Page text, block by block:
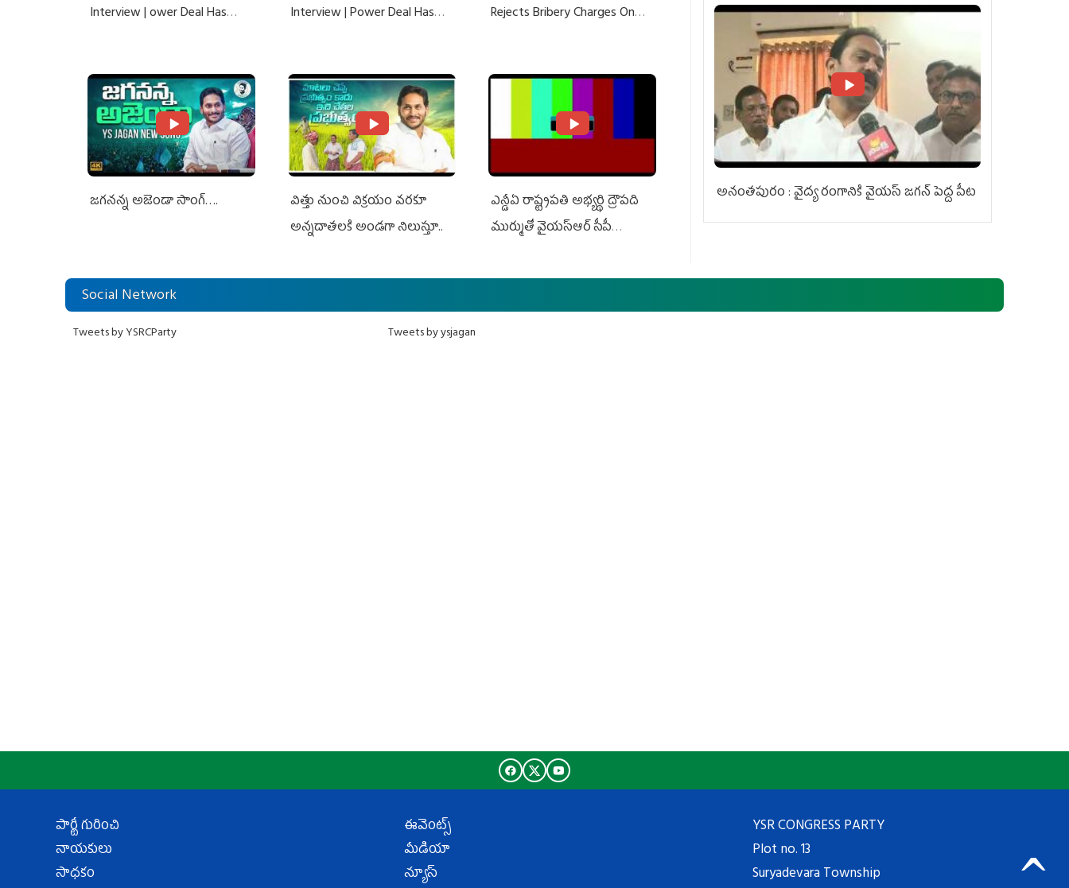
Interview | ower Deal Has
Interview | Power Deal Has
Rejects Bribery Charges On
జగనన్న అజెండా సాంగ్….
విత్తు నుంచి విక్రయం వరకూ
అన్నదాతలకి అండగా నిలుస్తూ..
ఎన్డీఏ రాష్ట్ర‌ప‌తి అభ్య‌ర్థి ద్రౌప‌ది
ముర్ముతో వైయ‌స్ఆర్ సీపీ
ఎమ్మెల్యేలు, ఎంపీల స‌మావేశం
అనంతపురం : వైద్య రంగానికి వైయ‌స్ జ‌గ‌న్ పెద్ద పీట
Social Network
Tweets by YSRCParty Tweets by ysjagan
పార్టీ గురించి
నాయకులు
సాధకం
ఈవెంట్స్
మీడియా
న్యూస్
YSR CONGRESS PARTY
Plot no. 13
Suryadevara Township